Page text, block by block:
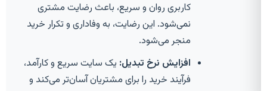
کاربری روان و سریع، باعث رضایت مشتری
نمی‌شود. این رضایت، به وفاداری و تکرار خرید
منجر می‌شود.
افزایش نرخ تبدیل: یک سایت سریع و کارآمد،
فرآیند خرید را برای مشتریان آسان‌تر می‌کند و